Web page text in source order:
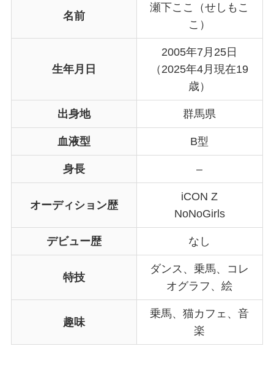
名前
瀬下ここ（せしもこ
こ）
生年月日
2005年7月25日
（2025年4月現在19
歳）
出身地 群馬県
血液型 B型
身長 –
オーディション歴
iCON Z
NoNoGirls
デビュー歴 なし
特技
ダンス、乗馬、コレ
オグラフ、絵
趣味
乗馬、猫カフェ、音
楽